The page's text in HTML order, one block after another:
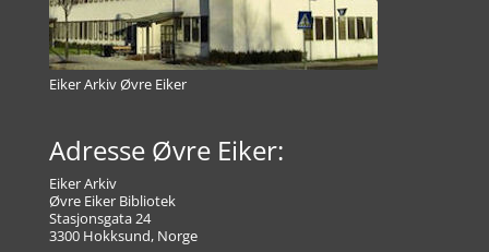
Eiker Arkiv Øvre Eiker
Adresse Øvre Eiker:
Eiker Arkiv
Øvre Eiker Bibliotek
Stasjonsgata 24
3300 Hokksund, Norge